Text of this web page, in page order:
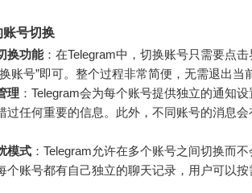
账号切换
换功能：在Telegram中，切换账号只需要点
账号”即可。整个过程非常简便，无需退出当
理 ：Telegram会为每个账号提供独立的通知
过任何重要的信息。此外，不同账号的消息
模式 ：Telegram允许在多个账号之间切换而
个账号都有自己独立的聊天记录，用户可以按